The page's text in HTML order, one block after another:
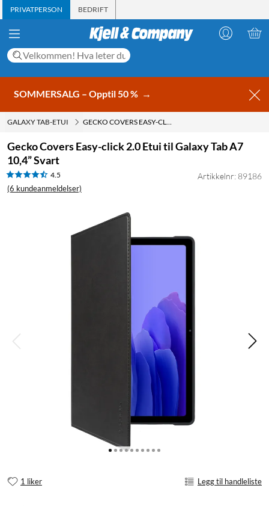
PRIVATPERSON BEDRIFT
SOMMERSALG – Opptil 50 % →
GALAXY TAB-ETUI GECKO COVERS EASY-CLICK 2.0 ETUI TIL GALAXY TAB A7 10,4” SVART
Gecko Covers Easy-click 2.0 Etui til Galaxy Tab A7
10,4” Svart
4.5
(6 kundeanmeldelser)
Artikkelnr: 89186
1 liker Legg til handleliste